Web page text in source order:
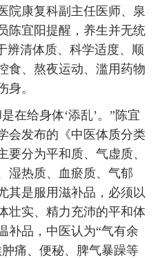
院康复科副主任医师、泉
陈宜阳提醒，养生并无统
辨清体质、科学适度、顺
食、熬夜运动、滥用药物
身。
在给身体‘添乱’。”陈宜
会发布的《中医体质分类
要分为平和质、气虚质、
湿热质、血瘀质、气郁
其是服用滋补品，必须以
壮实、精力充沛的平和体
补品，中医认为“气有余
痛、便秘、脾气暴躁等